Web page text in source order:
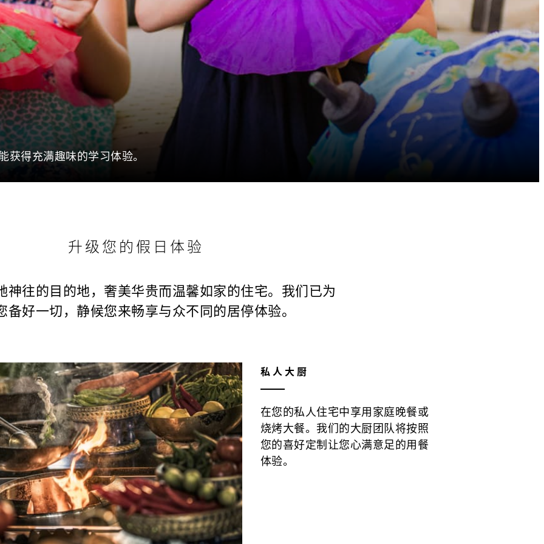
得充满趣味的学习体验。
升级您的假日体验
神往的目的地，奢美华贵而温馨如家的住宅。我们已为
备好一切，静候您来畅享与众不同的居停体验。
私人大厨
在您的私人住宅中享用家庭晚餐或
烧烤大餐。我们的大厨团队将按照
您的喜好定制让您心满意足的用餐
体验。